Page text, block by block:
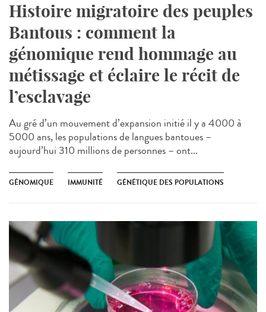
Histoire migratoire des peuples
Bantous : comment la
génomique rend hommage au
métissage et éclaire le récit de
l’esclavage
Au gré d’un mouvement d’expansion initié il y a 4000 à
5000 ans, les populations de langues bantoues –
aujourd’hui 310 millions de personnes – ont...
GÉNOMIQUE IMMUNITÉ GÉNÉTIQUE DES POPULATIONS